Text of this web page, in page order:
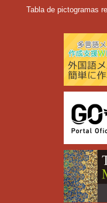
Tabla de pictogramas